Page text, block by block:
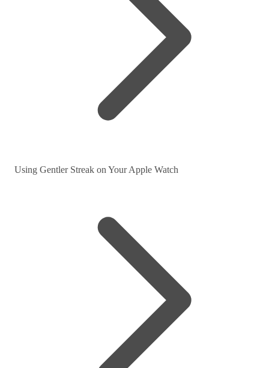
Using Gentler Streak on Your Apple Watch